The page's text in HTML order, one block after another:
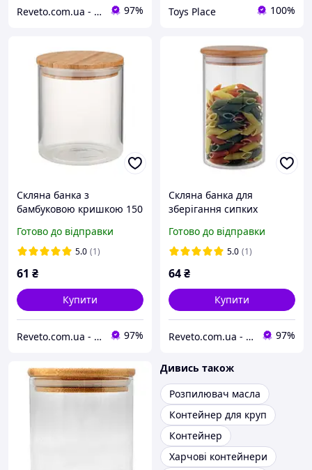
Reveto.com.ua - товары для кухни, термосы и термокружки, термосумки и многое другое 97% Toys Place 100%
Скляна банка з
бамбуковою кришкою 150
Готово до відправки
5.0 (1)
61 ₴
Купити
Reveto.com.ua - товары для кухни, термосы и термокружки, термосумки и многое другое 97%
Скляна банка для
зберігання сипких
кришкою 200 мл (R29782)
Готово до відправки
5.0 (1)
64₴
Купити
Reveto.com.ua - товары для кухни, термосы и термокружки, термосумки и многое другое 97%
Дивись також
Розпилювач масла
Контейнер для круп
Контейнер
Харчові контейнери